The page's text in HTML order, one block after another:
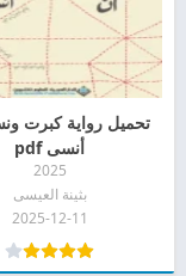
تحميل رواية كبرت
أنسى pdf
2025
بثينة العيسى
2025-12-11